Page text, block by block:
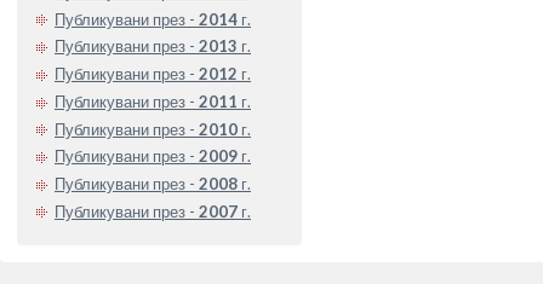
Публикувани през - 2014 г.
Публикувани през - 2013 г.
Публикувани през - 2012 г.
Публикувани през - 2011 г.
Публикувани през - 2010 г.
Публикувани през - 2009 г.
Публикувани през - 2008 г.
Публикувани през - 2007 г.